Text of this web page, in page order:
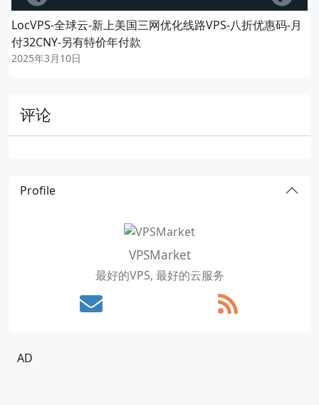
LocVPS-全球云-新上美国三网优化线路VPS-八折优惠码-月
付32CNY-另有特价年付款
2025年3月10日
评论
Profile
VPSMarket
最好的VPS, 最好的云服务
AD